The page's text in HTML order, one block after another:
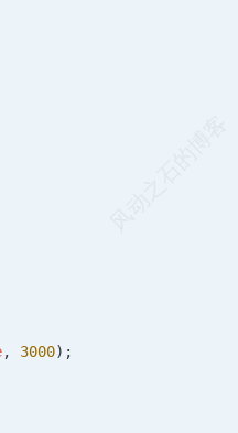
, 3000);